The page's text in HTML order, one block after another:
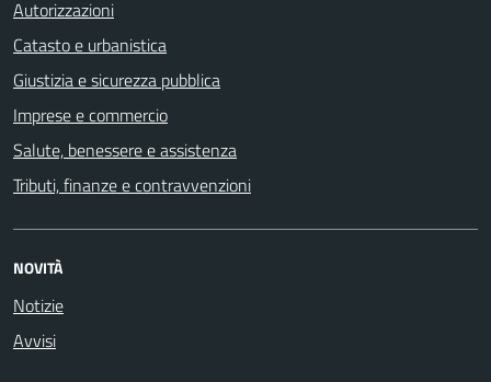
Autorizzazioni
Catasto e urbanistica
Giustizia e sicurezza pubblica
Imprese e commercio
Salute, benessere e assistenza
Tributi, finanze e contravvenzioni
NOVITÀ
Notizie
Avvisi